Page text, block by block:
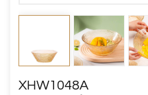
XHW1048A